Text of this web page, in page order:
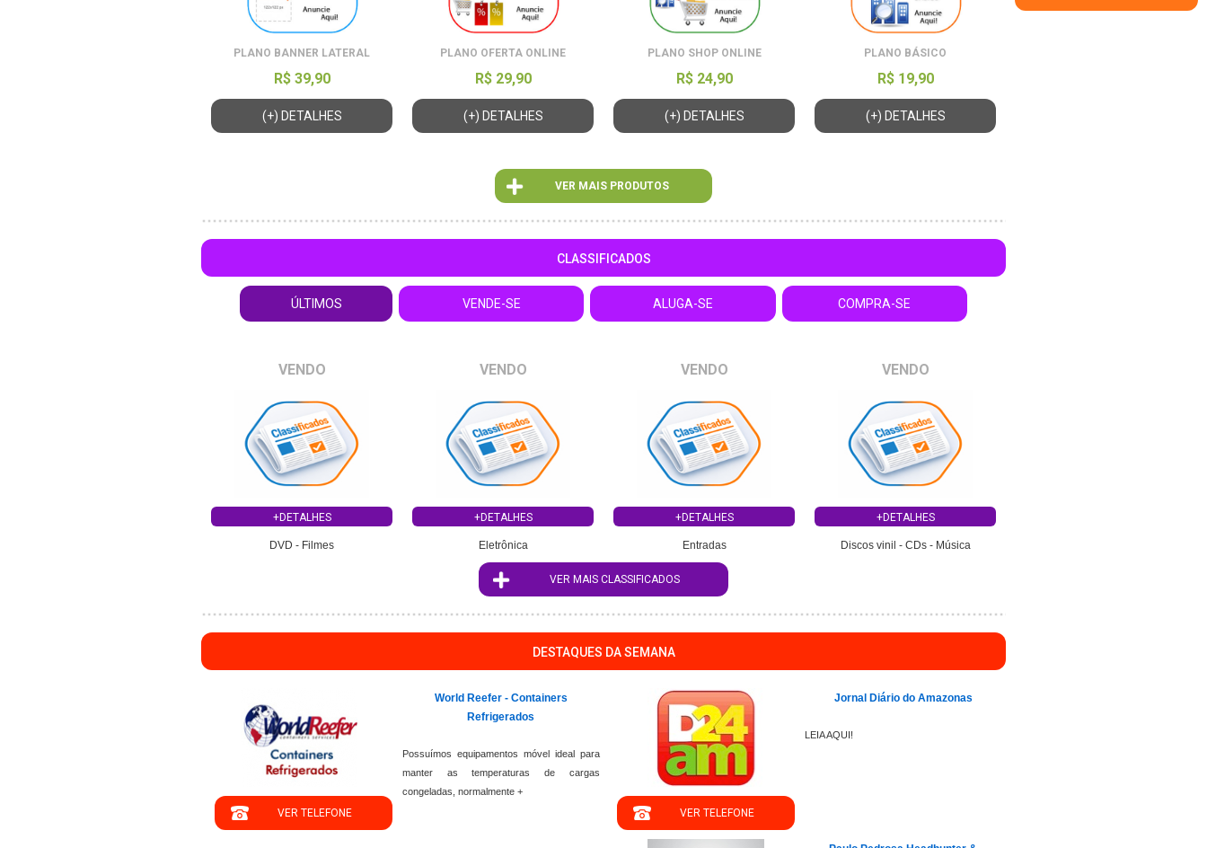
PLANO BANNER LATERAL
R$ 39,90
(+) DETALHES
PLANO OFERTA ONLINE
R$ 29,90
(+) DETALHES
PLANO SHOP ONLINE
R$ 24,90
(+) DETALHES
PLANO BÁSICO
R$ 19,90
(+) DETALHES
VER MAIS PRODUTOS
CLASSIFICADOS
ÚLTIMOS VENDE-SE ALUGA-SE COMPRA-SE
VENDO
+DETALHES
DVD - Filmes
VENDO
+DETALHES
Eletrônica
VENDO
+DETALHES
Entradas
VENDO
+DETALHES
Discos vinil - CDs - Música
VER MAIS CLASSIFICADOS
DESTAQUES DA SEMANA
VER TELEFONE
World Reefer - Containers
Refrigerados
Possuímos equipamentos móvel ideal para
manter as temperaturas de cargas
congeladas, normalmente +
VER TELEFONE
Jornal Diário do Amazonas
LEIA AQUI!